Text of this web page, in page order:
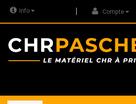
Info Compte